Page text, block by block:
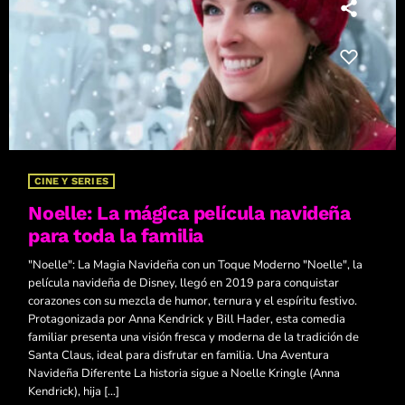
CINE Y SERIES
Noelle: La mágica película navideña
para toda la familia
"Noelle": La Magia Navideña con un Toque Moderno "Noelle", la
película navideña de Disney, llegó en 2019 para conquistar
corazones con su mezcla de humor, ternura y el espíritu festivo.
Protagonizada por Anna Kendrick y Bill Hader, esta comedia
familiar presenta una visión fresca y moderna de la tradición de
Santa Claus, ideal para disfrutar en familia. Una Aventura
Navideña Diferente La historia sigue a Noelle Kringle (Anna
Kendrick), hija […]